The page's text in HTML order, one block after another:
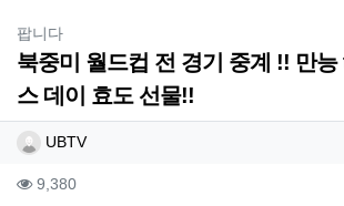
팝니다분류
북중미 월드컵 전 경기 중계 !! 만능
스 데이 효도 선물!!
작성자 정보
UBTV작성
컨텐츠 정보
9,380조회